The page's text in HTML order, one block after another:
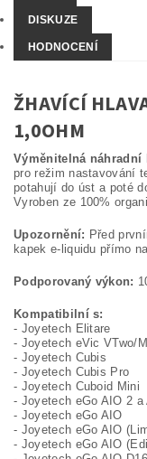
DISKUZE
HODNOCENÍ
ŽHAVÍCÍ
1,0OHM
Výměnitelná náhradní
pro režim nastavování
potahují do úst a poté
Vyroben ze 100%
Upozornění: Před
kapek e-liquidu přímo
Podporovaný výkon:
Kompatibilní s:
- Joyetech Elitare
- Joyetech eVic VTwo/
- Joyetech Cubis
- Joyetech Cubis Pro
- Joyetech Cuboid Mini
- Joyetech eGo AIO 2
- Joyetech eGo AIO
- Joyetech eGo AIO
- Joyetech eGo AIO